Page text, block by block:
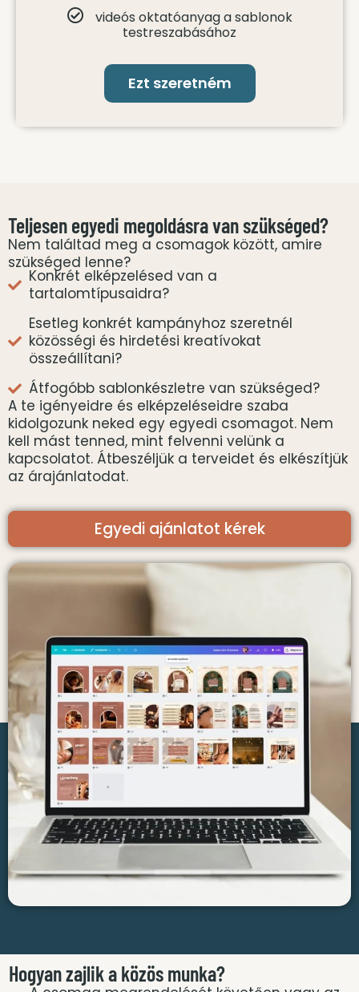
videós oktatóanyag a sablonok
testreszabásához
Ezt szeretném
Teljesen egyedi megoldásra van szükséged?
Nem találtad meg a csomagok között, amire
szükséged lenne?
Konkrét elképzelésed van a
tartalomtípusaidra?
Esetleg konkrét kampányhoz szeretnél
közösségi és hirdetési kreatívokat
összeállítani?
Átfogóbb sablonkészletre van szükséged?
A te igényeidre és elképzeléseidre szaba
kidolgozunk neked egy egyedi csomagot. Nem
kell mást tenned, mint felvenni velünk a
kapcsolatot. Átbeszéljük a terveidet és elkészítjük
az árajánlatodat.
Egyedi ajánlatot kérek
Hogyan zajlik a közös munka?